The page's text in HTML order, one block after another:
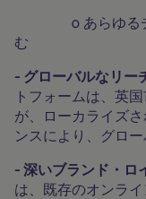
o あらゆるチャ
む
- グローバルなリー
トフォームは、英
が、ローカライズ
ンスにより、グロ
- 深いブランド・ロ
は、既存のオンラ